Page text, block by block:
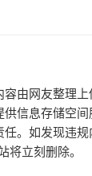
容由网友整理
信息存储空间
。如发现违
将立刻删除。